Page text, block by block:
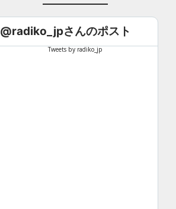
@radiko_jpさんのポスト
Tweets by radiko_jp